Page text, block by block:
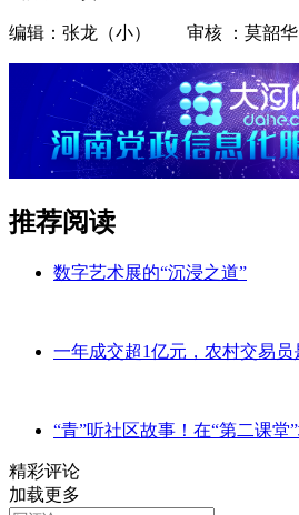
编辑：张龙（小） 审核 ：莫韶华
推荐阅读
数字艺术展的“沉浸之道”